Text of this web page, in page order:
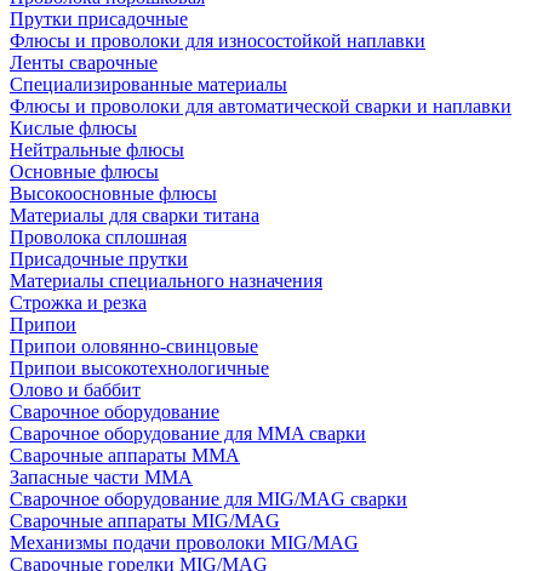
Прутки присадочные
Флюсы и проволоки для износостойкой наплавки
Ленты сварочные
Специализированные материалы
Флюсы и проволоки для автоматической сварки и наплавки
Кислые флюсы
Нейтральные флюсы
Основные флюсы
Высокоосновные флюсы
Материалы для сварки титана
Проволока сплошная
Присадочные прутки
Материалы специального назначения
Строжка и резка
Припои
Припои оловянно-свинцовые
Припои высокотехнологичные
Олово и баббит
Сварочное оборудование
Сварочное оборудование для MMA сварки
Сварочные аппараты MMA
Запасные части MMA
Сварочное оборудование для MIG/MAG сварки
Сварочные аппараты MIG/MAG
Механизмы подачи проволоки MIG/MAG
Сварочные горелки MIG/MAG